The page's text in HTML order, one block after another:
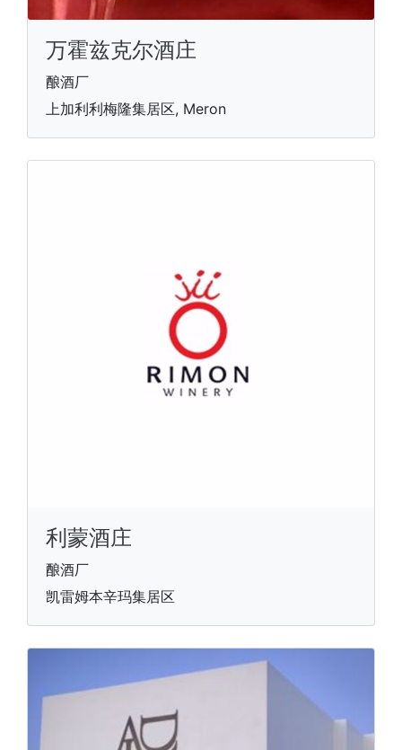
万霍兹克尔酒庄
酿酒厂
上加利利梅隆集居区, Meron
利蒙酒庄
酿酒厂
凯雷姆本辛玛集居区